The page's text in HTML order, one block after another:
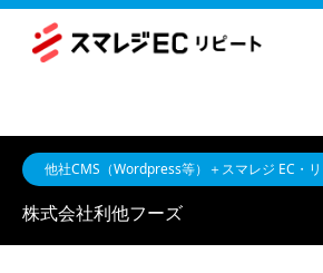
他社CMS（Wordpress等）＋スマレジ EC・
株式会社利他フーズ